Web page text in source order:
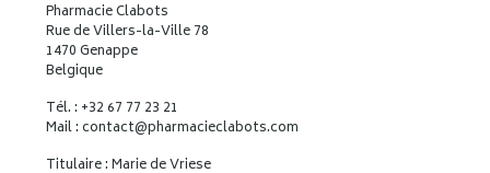
Pharmacie Clabots
Rue de Villers-la-Ville 78
1470 Genappe
Belgique
Tél. : +32 67 77 23 21
Mail : contact@pharmacieclabots.com
Titulaire : Marie de Vriese